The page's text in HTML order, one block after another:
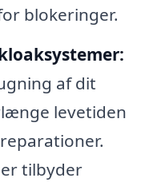
blokeringer.
af dit
levetiden
tilbyder